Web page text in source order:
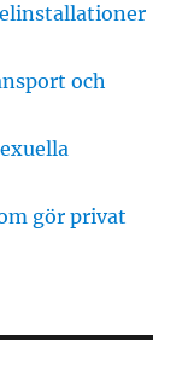
och
gör privat